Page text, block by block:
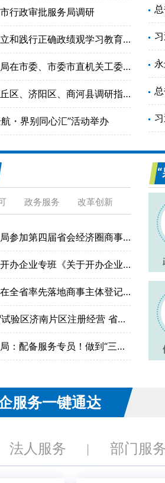
行政审批服务局调研
党组书记刘敬涛讲树立和践行正确政绩观学习教育专题党课
济南市行政审批服务局在市委、市委市直机关工委“两优一先”评选中斩获多项荣誉
党组书记刘敬涛赴章丘区、济阳区、商河县调研指导政务服务工作
・界别同心汇”活动举办
政务服务 改革创新
济南市行政审批服务局参加第四届省会经济圈商事登记联席会议
济南市优化营商环境开办企业专班《关于开办企业相关工作整改情况的通知》
自贸试验区济南片区在全省率先落地商事主体登记确认制
2.65万家企业在自贸试验区济南片区注册经营 省级权限下放造就投资兴业高地
商河县行政审批服务局：配备服务专员！做到“三个一”！全面提升企业开办服务质量
服务一键通达
法人服务 部门服